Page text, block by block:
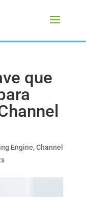
que
Engine,Channel